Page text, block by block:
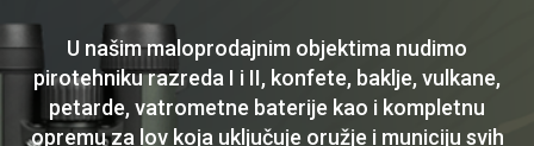
U našim maloprodajnim objektima nudimo
pirotehniku razreda I i II, konfete, baklje, vulkane,
petarde, vatrometne baterije kao i kompletnu
opremu za lov koja uključuje oružje i municiju svih